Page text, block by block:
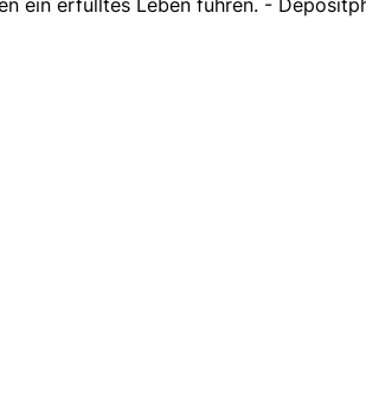
ein erfülltes Leben führen. -